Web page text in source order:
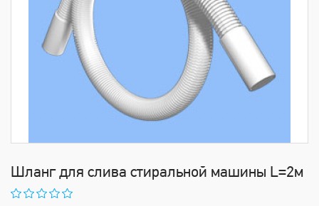
Шланг для слива стиральной машины L=2м